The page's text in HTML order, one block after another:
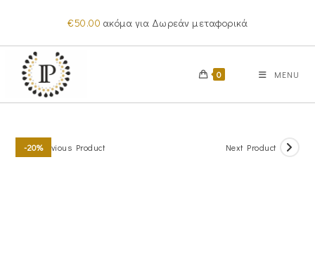
content
€50.00 ακόμα για Δωρεάν μεταφορικά
0 MENU
-20%Previous Product Next Product